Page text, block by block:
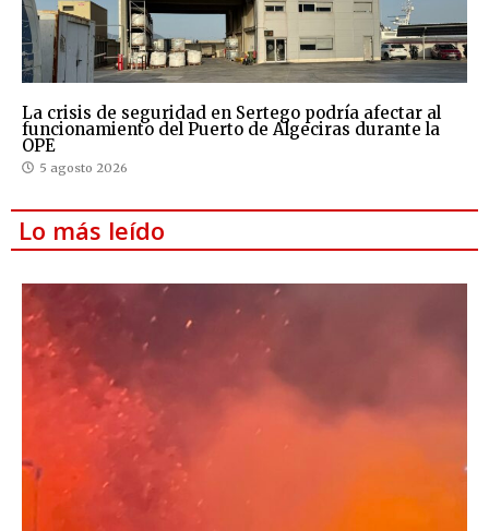
La crisis de seguridad en Sertego podría afectar al
funcionamiento del Puerto de Algeciras durante la
OPE
5 agosto 2026
Lo más leído